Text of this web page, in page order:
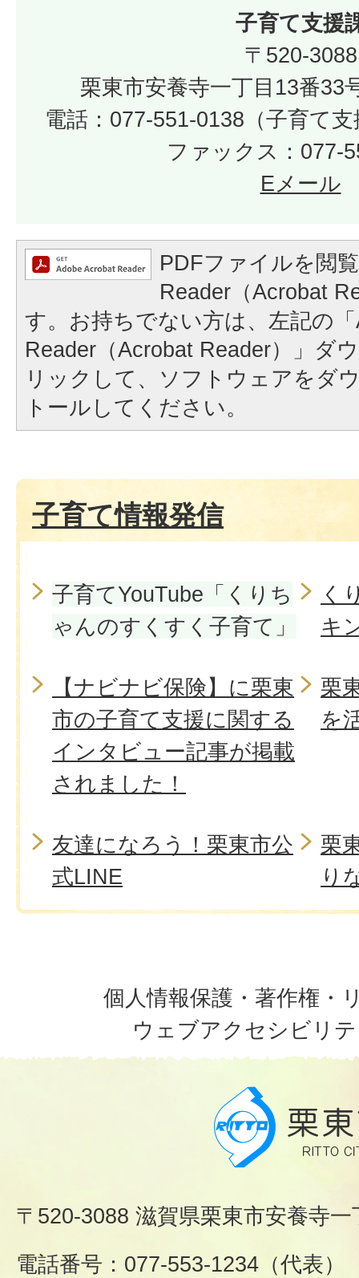
子育て支援
〒520-3088
栗東市安養寺一丁目13番33
電話：077-551-0138（子育て
ファックス：077-
Eメール
PDFファイルを閲
Reader（Acrobat
す。お持ちでない方は、左記の
Reader（Acrobat Reader）」ダ
リックして、ソフトウェアをダ
トールしてください。
子育て情報発信
子育てYouTube「くりち
ゃんのすくすく子育て」
く
キ
【ナビナビ保険】に栗東
市の子育て支援に関する
インタビュー記事が掲載
されました！
栗
を
友達になろう！栗東市公
式LINE
栗
り
個人情報保護・著作権・
ウェブアクセシビリ
〒520-3088 滋賀県栗東市安養寺
電話番号：077-553-1234（代表）